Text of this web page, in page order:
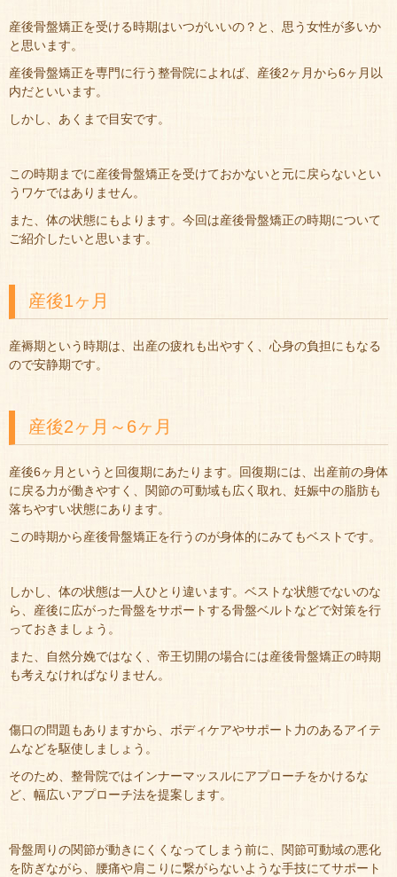
産後骨盤矯正を受ける時期はいつがいいの？と、思う女性が多いか
と思います。
産後骨盤矯正を専門に行う整骨院によれば、産後2ヶ月から6ヶ月以
内だといいます。
しかし、あくまで目安です。
この時期までに産後骨盤矯正を受けておかないと元に戻らないとい
うワケではありません。
また、体の状態にもよります。今回は産後骨盤矯正の時期について
ご紹介したいと思います。
産後1ヶ月
産褥期という時期は、出産の疲れも出やすく、心身の負担にもなる
ので安静期です。
産後2ヶ月～6ヶ月
産後6ヶ月というと回復期にあたります。回復期には、出産前の身体
に戻る力が働きやすく、関節の可動域も広く取れ、妊娠中の脂肪も
落ちやすい状態にあります。
この時期から産後骨盤矯正を行うのが身体的にみてもベストです。
しかし、体の状態は一人ひとり違います。ベストな状態でないのな
ら、産後に広がった骨盤をサポートする骨盤ベルトなどで対策を行
っておきましょう。
また、自然分娩ではなく、帝王切開の場合には産後骨盤矯正の時期
も考えなければなりません。
傷口の問題もありますから、ボディケアやサポート力のあるアイテ
ムなどを駆使しましょう。
そのため、整骨院ではインナーマッスルにアプローチをかけるな
ど、幅広いアプローチ法を提案します。
骨盤周りの関節が動きにくくなってしまう前に、関節可動域の悪化
を防ぎながら、腰痛や肩こりに繋がらないような手技にてサポート